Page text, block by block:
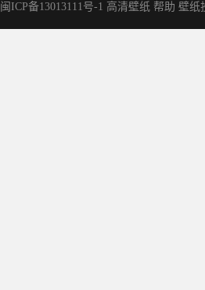
闽ICP备13013111号-1 高清壁纸 帮助 壁纸